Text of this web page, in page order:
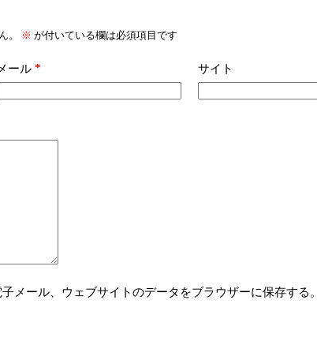
。 ※ が付いている欄は必須項目です
メール* サイト
メール、ウェブサイトのデータをブラウザーに保存する。